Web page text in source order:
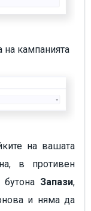
на кампанията
на вашата
в противен
Запази,
и няма да